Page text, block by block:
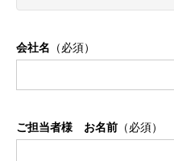
会社名 （必須）
ご担当者様 お名前 （必須）